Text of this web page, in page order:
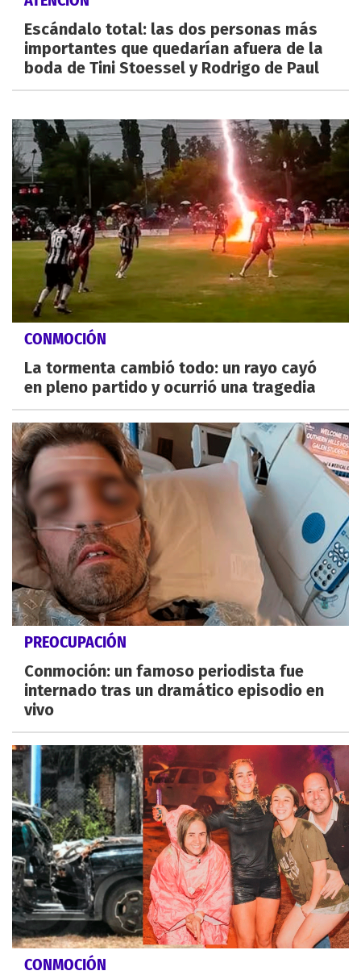
Escándalo total: las dos personas más
importantes que quedarían afuera de la
boda de Tini Stoessel y Rodrigo de Paul
CONMOCIÓN
La tormenta cambió todo: un rayo cayó
en pleno partido y ocurrió una tragedia
PREOCUPACIÓN
Conmoción: un famoso periodista fue
internado tras un dramático episodio en
vivo
CONMOCIÓN